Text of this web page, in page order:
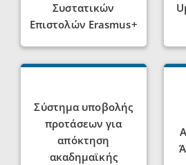
Συστατικών
Επιστολών Erasmus+
Σύστημα υποβολής
προτάσεων για
απόκτηση
ακαδημαϊκής